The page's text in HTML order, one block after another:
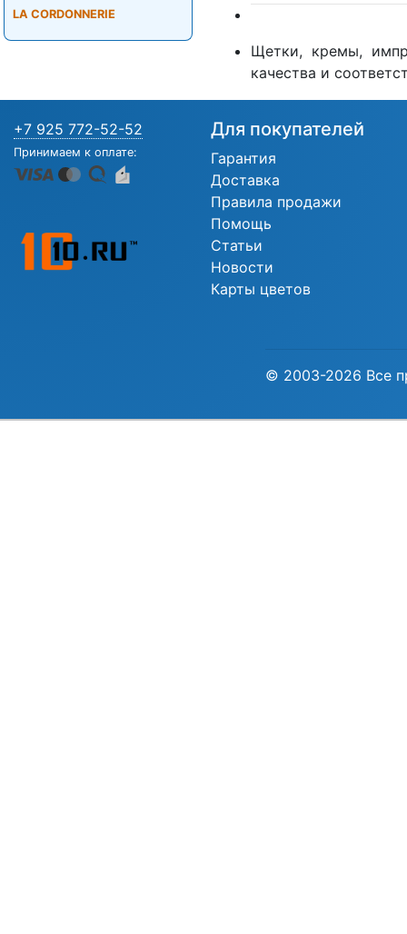
LA CORDONNERIE
Щетки, кремы,
качества и
+7 925 772-52-52
Принимаем к оплате:
Для покупателей
Гарантия
Доставка
Правила продажи
Помощь
Статьи
Новости
Карты цветов
© 2003-2026 Все